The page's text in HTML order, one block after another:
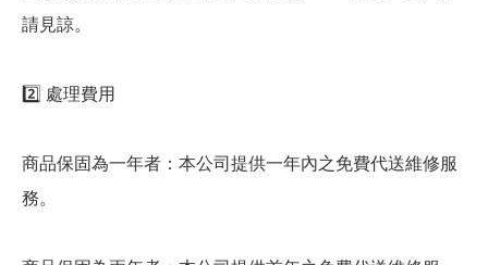
請見諒。
2️⃣ 處理費用
商品保固為一年者：本公司提供一年內之免費代送維修服
務。